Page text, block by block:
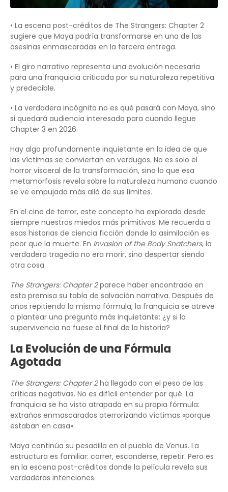
• La escena post-créditos de The Strangers: Chapter 2
sugiere que Maya podría transformarse en una de las
asesinas enmascaradas en la tercera entrega.
• El giro narrativo representa una evolución necesaria
para una franquicia criticada por su naturaleza repetitiva
y predecible.
• La verdadera incógnita no es qué pasará con Maya, sino
si quedará audiencia interesada para cuando llegue
Chapter 3 en 2026.
Hay algo profundamente inquietante en la idea de que
las víctimas se conviertan en verdugos. No es solo el
horror visceral de la transformación, sino lo que esa
metamorfosis revela sobre la naturaleza humana cuando
se ve empujada más allá de sus límites.
En el cine de terror, este concepto ha explorado desde
siempre nuestros miedos más primitivos. Me recuerda a
esas historias de ciencia ficción donde la asimilación es
peor que la muerte. En Invasion of the Body Snatchers, la
verdadera tragedia no era morir, sino despertar siendo
otra cosa.
The Strangers: Chapter 2parece haber encontrado en
esta premisa su tabla de salvación narrativa. Después de
años repitiendo la misma fórmula, la franquicia se atreve
a plantear una pregunta más inquietante: ¿y si la
supervivencia no fuese el final de la historia?
La Evolución de una Fórmula
Agotada
The Strangers: Chapter 2ha llegado con el peso de las
críticas negativas. No es difícil entender por qué. La
franquicia se ha visto atrapada en su propia fórmula:
extraños enmascarados aterrorizando víctimas «porque
estaban en casa».
Maya continúa su pesadilla en el pueblo de Venus. La
estructura es familiar: correr, esconderse, repetir. Pero es
en la escena post-créditos donde la película revela sus
verdaderas intenciones.